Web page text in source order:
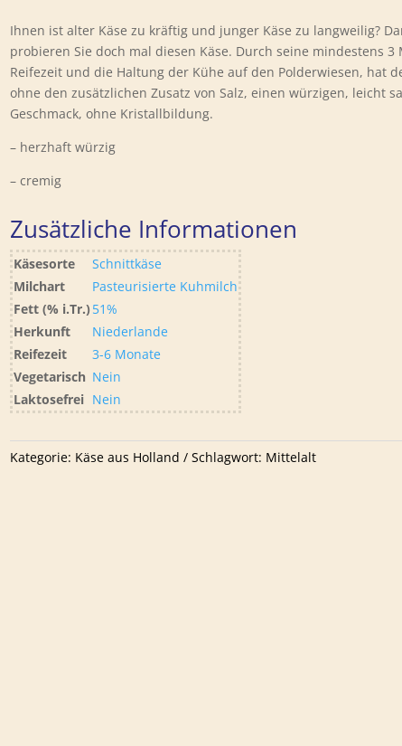
Ihnen ist alter Käse zu kräftig und junger Käse zu langweilig?
probieren Sie doch mal diesen Käse. Durch seine mindestens 3
Reifezeit und die Haltung der Kühe auf den Polderwiesen, hat
ohne den zusätzlichen Zusatz von Salz, einen würzigen, leicht
Geschmack, ohne Kristallbildung.
– herzhaft würzig
– cremig
Zusätzliche Informationen
Käsesorte
Schnittkäse
Milchart
Pasteurisierte Kuhmilch
Fett (% i.Tr.) 51%
Herkunft
Niederlande
Reifezeit
3-6 Monate
Vegetarisch Nein
Laktosefrei Nein
Kategorie: Käse aus Holland Schlagwort: Mittelalt